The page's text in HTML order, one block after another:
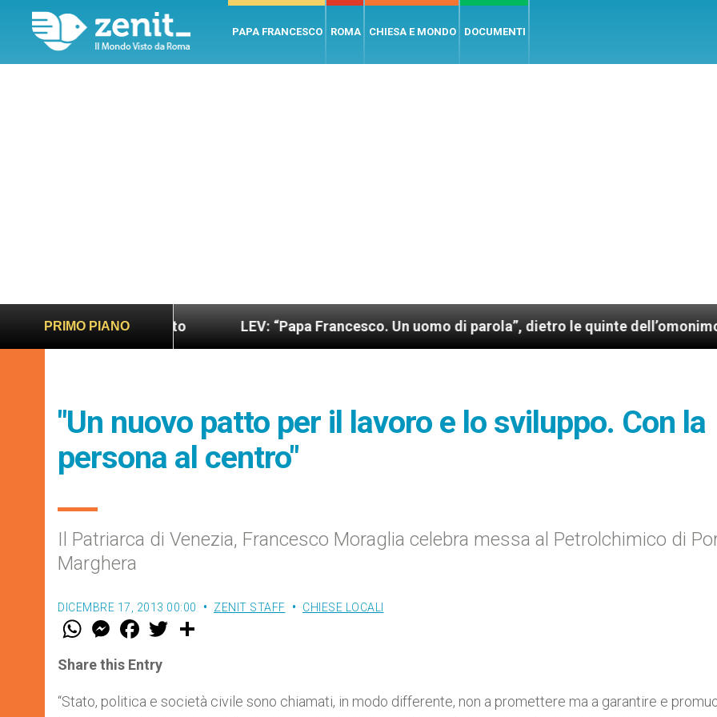
PAPA FRANCESCO ROMA CHIESA E MONDO DOCUMENTI
PRIMO PIANO
sano e giusto LEV: “Papa Francesco. Un uomo di parola”, dietro le quinte dell’omonimo film di
"Un nuovo patto per il lavoro e lo sviluppo. Con la
persona al centro"
Il Patriarca di Venezia, Francesco Moraglia celebra messa al Petrolchimico di
Marghera
DICEMBRE 17, 2013 00:00 ZENIT STAFF CHIESE LOCALI
W
t
s
p
p
M
e
s
e
g
e
F
a
e
b
o
k
w
r
Share this Entry
“Stato, politica e società civile sono chiamati, in modo differente, non a promettere ma a garantire e